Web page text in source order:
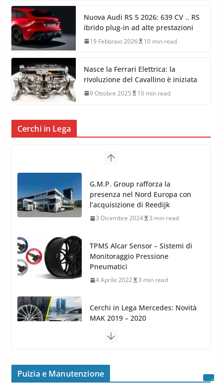
Nuova Audi RS 5 2026: 639 CV .. RS
ibrido plug-in ad alte prestazioni
19 Febbraio 2026 10 min read
Nasce la Ferrari Elettrica: la
rivoluzione del Cavallino è iniziata
9 Ottobre 2025 10 min read
Cerchi in Lega
TPMS Alcar Sensor – Sistemi di
Monitoraggio Pressione
Pneumatici
4 Aprile 2022 3 min read
Cerchi in Lega Mercedes: Novità
MAK 2019 – 2020
16 Settembre 2019
MAK FIVESTAR (2019)
24 Luglio 2019 1 min read
8 Aprile 2026 7 min read
Puizia e Manutenzione